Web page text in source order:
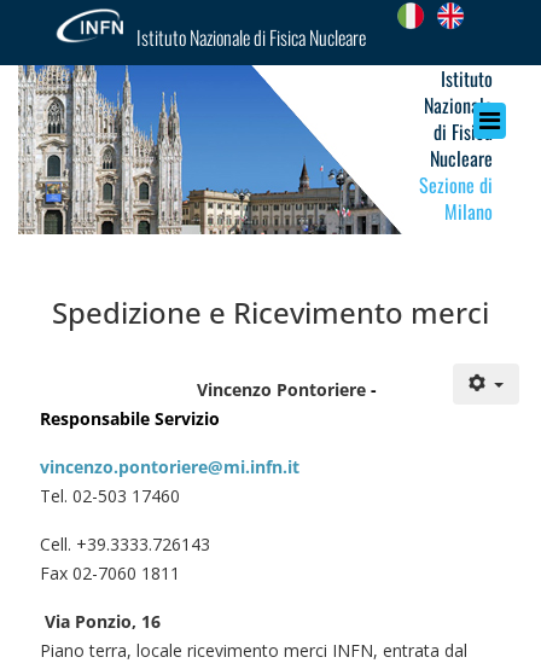
Istituto Nazionale di Fisica Nucleare
Istituto
Nazionale
di Fisica
Nucleare
Sezione di
Milano
Spedizione e Ricevimento merci
Vincenzo Pontoriere -
Responsabile Servizio
vincenzo.pontoriere@mi.infn.it
Tel. 02-503 17460
Cell. +39.3333.726143
Fax 02-7060 1811
Via Ponzio, 16
Piano terra, locale ricevimento merci INFN, entrata dal